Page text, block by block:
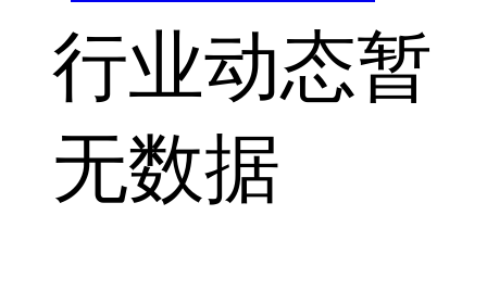
行业动态暂
无数据